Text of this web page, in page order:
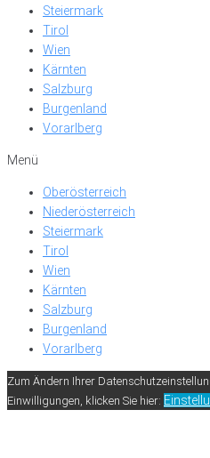
Steiermark
Tirol
Wien
Kärnten
Salzburg
Burgenland
Vorarlberg
Menü
Oberösterreich
Niederösterreich
Steiermark
Tirol
Wien
Kärnten
Salzburg
Burgenland
Vorarlberg
Zum Ändern Ihrer
Einwilligungen, klicken Sie hier: